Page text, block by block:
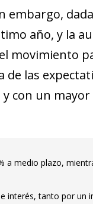
embargo,
año, y la
movimiento
las
con un
a medio plazo,
interés, tanto por un